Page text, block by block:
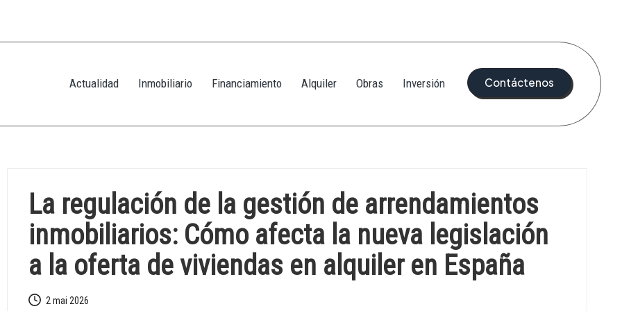
Actualidad Inmobiliario Financiamiento Alquiler Obras Inversión Contáctenos
La regulación de la gestión de arrendamientos
inmobiliarios: Cómo afecta la nueva legislación
a la oferta de viviendas en alquiler en España
2 mai 2026